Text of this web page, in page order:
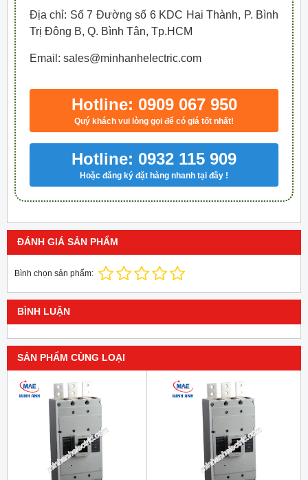
Địa chỉ: Số 7 Đường số 6 KDC Hai Thành, P. Bình
Trị Đông B, Q. Bình Tân, Tp.HCM
Email: sales@minhanhelectric.com
Hotline: 0909 067 950
Quý khách vui lòng gọi để có giá tốt nhất!
Hotline: 0932 115 909
Hoặc đăng ký đặt hàng nhanh tại đây !
ĐÁNH GIÁ SẢN PHẨM
Bình chọn sản phẩm:
BÌNH LUẬN
SẢN PHẨM CÙNG LOẠI